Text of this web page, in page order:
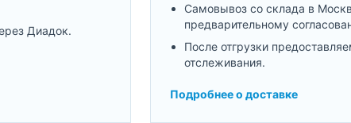
Диадок.
Самовывоз со склада в
предварительному
После отгрузки
отслеживания.
Подробнее о доставке